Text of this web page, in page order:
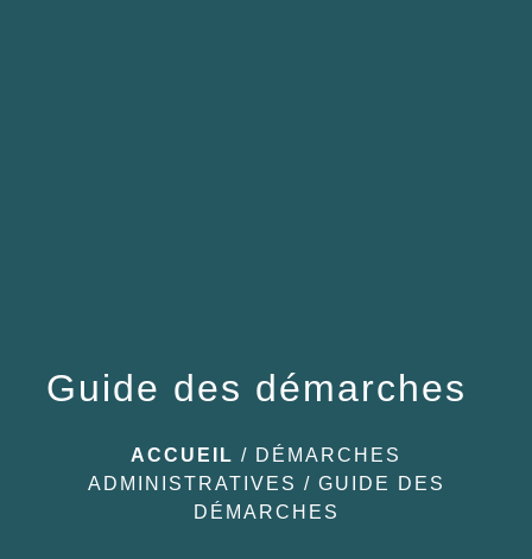
Guide des démarches
ACCUEIL / DÉMARCHES
ADMINISTRATIVES / GUIDE DES
DÉMARCHES